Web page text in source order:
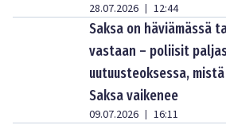
28.07.2026 | 12:44
Saksa on häviämässä
vastaan – poliisit
uutuusteoksessa,
Saksa vaikenee
09.07.2026 | 16:11